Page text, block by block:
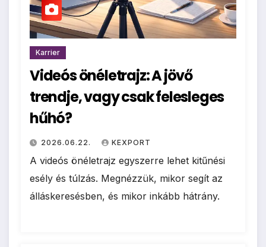
Karrier
Videós önéletrajz: A jövő
trendje, vagy csak felesleges
hűhó?
2026.06.22. KEXPORT
A videós önéletrajz egyszerre lehet kitűnési
esély és túlzás. Megnézzük, mikor segít az
álláskeresésben, és mikor inkább hátrány.